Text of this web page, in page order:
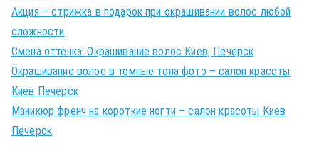
Акция – стрижка в подарок при окрашивании волос любой
сложности
Смена оттенка. Окрашивание волос Киев, Печерск
Окрашивание волос в темные тона фото – салон красоты
Киев Печерск
Маникюр френч на короткие ногти – салон красоты Киев
Печерск